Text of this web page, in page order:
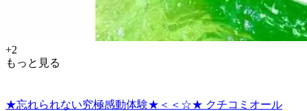
+2
もっと見る
★忘れられない究極感動体験★＜＜☆★ クチコミオール